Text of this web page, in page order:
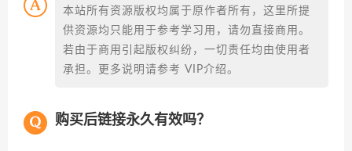
本站所有资源版权均属于原作者所有，这里所提
供资源均只能用于参考学习用，请勿直接商用。
若由于商用引起版权纠纷，一切责任均由使用者
承担。更多说明请参考 VIP介绍。
购买后链接永久有效吗？